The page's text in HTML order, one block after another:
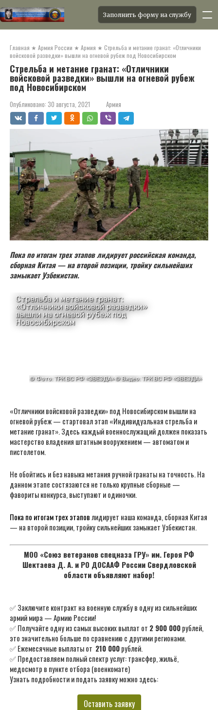
контенту
Заполнить форму на службу
Главная ★ Армия России ★ Армия ★ Стрельба и метание гранат: «Отличники
войсковой разведки» вышли на огневой рубеж под Новосибирском
Стрельба и метание гранат: «Отличники
войсковой разведки» вышли на огневой рубеж
под Новосибирском
Опубликовано: 30 августа, 2021 Армия
Пока по итогам трех этапов лидирует российская команда,
сборная Китая — на второй позиции, тройку сильнейших
замыкает Узбекистан.
«Отличники войсковой разведки» под Новосибирском вышли на
огневой рубеж — стартовал этап «Индивидуальная стрельба и
метание гранат». Здесь каждый военнослужащий должен показать
мастерство владения штатным вооружением — автоматом и
пистолетом.
Не обойтись и без навыка метания ручной гранаты на точность. На
данном этапе состязаются не только крупные сборные —
фавориты конкурса, выступают и одиночки.
Пока по итогам трех этаповлидирует наша команда, сборная Китая
— на второй позиции, тройку сильнейших замыкает Узбекистан.
МОО «Союз ветеранов спецназа ГРУ» им. Героя РФ
Шектаева Д. А. и РО ДОСААФ России Свердловской
области объявляют набор!
✅ Заключите контракт на военную службу в одну из сильнейших
армий мира — Армию России!
✅ Получайте одну из самых высоких выплат от 2 900 000рублей,
это значительно больше по сравнению с другими регионами.
✅ Ежемесячные выплаты от 210 000рублей.
✅ Предоставляем полный спектр услуг: трансфер, жильё,
медосмотр в пункте отбора (военкомате)
Узнать подробности и подать заявку можно здесь:
Оставить заявку